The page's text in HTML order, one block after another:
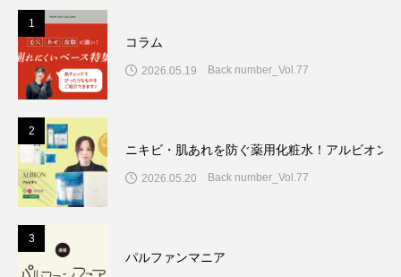
1
コラム
2026.05.19 Back number_Vol.77
2
ニキビ・肌あれを防ぐ薬用化粧水！アルビオン
2026.05.20 Back number_Vol.77
3
パルファンマニア